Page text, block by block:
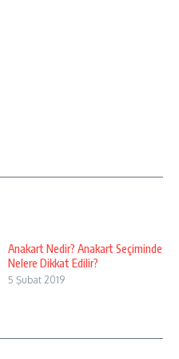
Anakart Nedir? Anakart Seçiminde
Nelere Dikkat Edilir?
5 Şubat 2019